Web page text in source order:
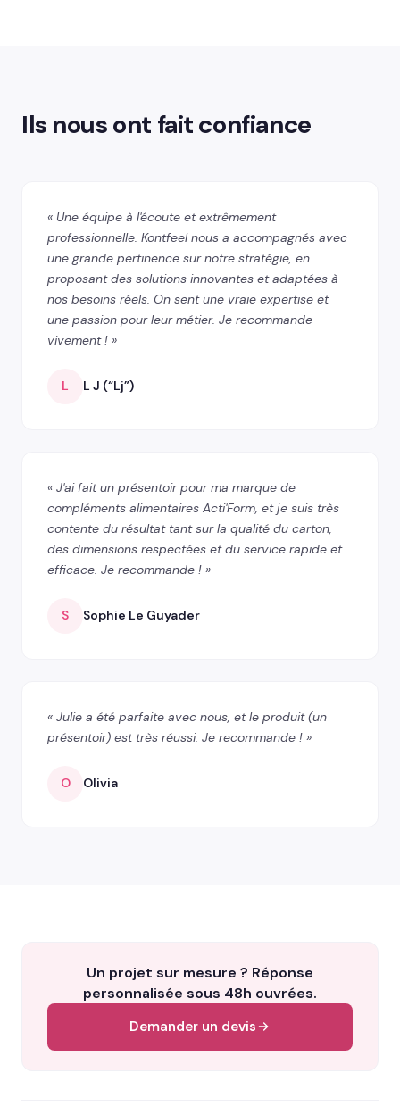
Ils nous ont fait confiance
« Une équipe à l'écoute et extrêmement
professionnelle. Kontfeel nous a accompagnés avec
une grande pertinence sur notre stratégie, en
proposant des solutions innovantes et adaptées à
nos besoins réels. On sent une vraie expertise et
une passion pour leur métier. Je recommande
vivement ! »
L L J (“Lj”)
« J'ai fait un présentoir pour ma marque de
compléments alimentaires Acti'Form, et je suis très
contente du résultat tant sur la qualité du carton,
des dimensions respectées et du service rapide et
efficace. Je recommande ! »
S Sophie Le Guyader
« Julie a été parfaite avec nous, et le produit (un
présentoir) est très réussi. Je recommande ! »
O Olivia
Un projet sur mesure ? Réponse
personnalisée sous 48h ouvrées.
Demander un devis